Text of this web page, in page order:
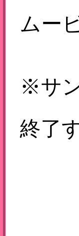
ムー
※サ
終了